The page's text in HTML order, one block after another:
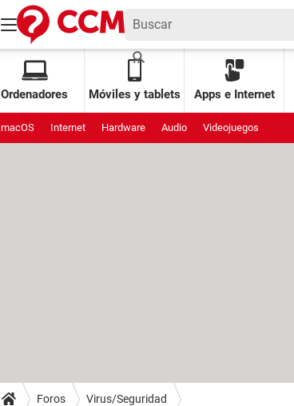
Ordenadores Móviles y tablets Apps e Internet
macOS Internet Hardware Audio Videojuegos
Foros Virus/Seguridad